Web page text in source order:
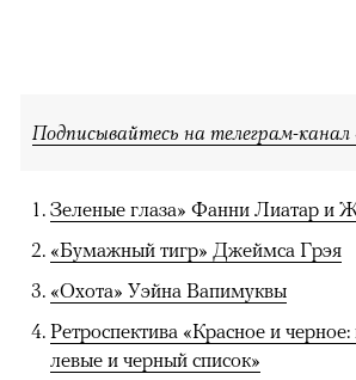
Подписывайтесь на телеграм-
Зеленые глаза» Фанни Лиатар и
«Бумажный тигр» Джеймса Грэя
«Охота» Уэйна Вапимуквы
Ретроспектива «Красное и
левые и черный список»